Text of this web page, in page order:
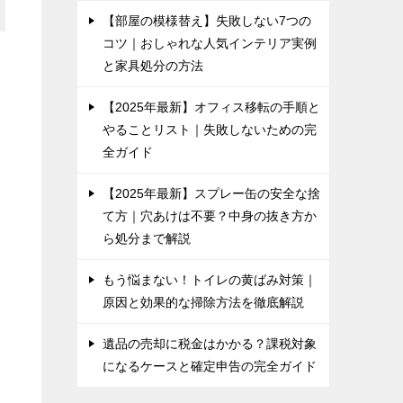
【部屋の模様替え】失敗しない7つの
コツ｜おしゃれな人気インテリア実例
と家具処分の方法
【2025年最新】オフィス移転の手順と
やることリスト｜失敗しないための完
全ガイド
【2025年最新】スプレー缶の安全な捨
て方｜穴あけは不要？中身の抜き方か
ら処分まで解説
もう悩まない！トイレの黄ばみ対策｜
原因と効果的な掃除方法を徹底解説
遺品の売却に税金はかかる？課税対象
になるケースと確定申告の完全ガイド